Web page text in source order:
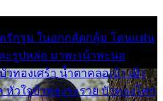
ครักรุม ในอกกลัดกลุ้ม โดนแฟน
ะรูปหล่อ มาพะเน้าพะนอ
วทองเศร้า น้ำตาคลอเบ้า เฝ้า
วใจบัวทองระรวย บัวทองโศก